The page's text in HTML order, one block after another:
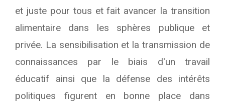
et juste pour tous et fait avancer la transition
alimentaire dans les sphères publique et
privée. La sensibilisation et la transmission de
connaissances par le biais d'un travail
éducatif ainsi que la défense des intérêts
politiques figurent en bonne place dans